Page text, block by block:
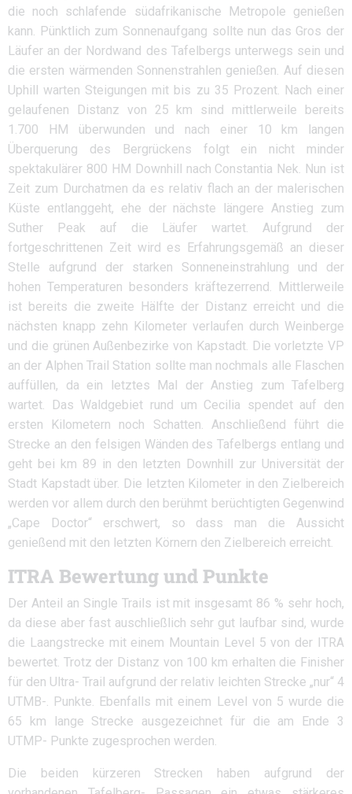
die noch schlafende südafrikanische Metropole genießen
kann. Pünktlich zum Sonnenaufgang sollte nun das Gros der
Läufer an der Nordwand des Tafelbergs unterwegs sein und
die ersten wärmenden Sonnenstrahlen genießen. Auf diesen
Uphill warten Steigungen mit bis zu 35 Prozent. Nach einer
gelaufenen Distanz von 25 km sind mittlerweile bereits
1.700 HM überwunden und nach einer 10 km langen
Überquerung des Bergrückens folgt ein nicht minder
spektakulärer 800 HM Downhill nach Constantia Nek. Nun ist
Zeit zum Durchatmen da es relativ flach an der malerischen
Küste entlanggeht, ehe der nächste längere Anstieg zum
Suther Peak auf die Läufer wartet. Aufgrund der
fortgeschrittenen Zeit wird es Erfahrungsgemäß an dieser
Stelle aufgrund der starken Sonneneinstrahlung und der
hohen Temperaturen besonders kräftezerrend. Mittlerweile
ist bereits die zweite Hälfte der Distanz erreicht und die
nächsten knapp zehn Kilometer verlaufen durch Weinberge
und die grünen Außenbezirke von Kapstadt. Die vorletzte VP
an der Alphen Trail Station sollte man nochmals alle Flaschen
auffüllen, da ein letztes Mal der Anstieg zum Tafelberg
wartet. Das Waldgebiet rund um Cecilia spendet auf den
ersten Kilometern noch Schatten. Anschließend führt die
Strecke an den felsigen Wänden des Tafelbergs entlang und
geht bei km 89 in den letzten Downhill zur Universität der
Stadt Kapstadt über. Die letzten Kilometer in den Zielbereich
werden vor allem durch den berühmt berüchtigten Gegenwind
„Cape Doctor“ erschwert, so dass man die Aussicht
genießend mit den letzten Körnern den Zielbereich erreicht.
ITRA Bewertung und Punkte
Der Anteil an Single Trails ist mit insgesamt 86 % sehr hoch,
da diese aber fast auschließlich sehr gut laufbar sind, wurde
die Laangstrecke mit einem Mountain Level 5 von der ITRA
bewertet. Trotz der Distanz von 100 km erhalten die Finisher
für den Ultra- Trail aufgrund der relativ leichten Strecke „nur“ 4
UTMB-. Punkte. Ebenfalls mit einem Level von 5 wurde die
65 km lange Strecke ausgezeichnet für die am Ende 3
UTMP- Punkte zugesprochen werden.
Die beiden kürzeren Strecken haben aufgrund der